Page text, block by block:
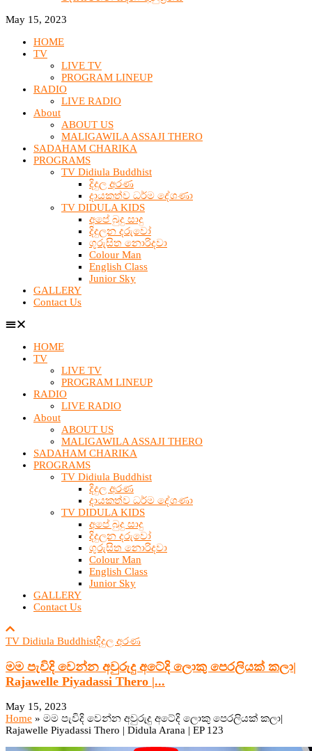
May 15, 2023
HOME
TV
LIVE TV
PROGRAM LINEUP
RADIO
LIVE RADIO
About
ABOUT US
MALIGAWILA ASSAJI THERO
SADAHAM CHARIKA
PROGRAMS
TV Didiula Buddhist
දිදුල අරණ
දායකත්ව ධර්ම දේශණා
TV DIDULA KIDS
අපේ බුදු සාදු
දිදුලන දරුවෝ
ගුරුසිත නොරිදවා
Colour Man
English Class
Junior Sky
GALLERY
Contact Us
HOME
TV
LIVE TV
PROGRAM LINEUP
RADIO
LIVE RADIO
About
ABOUT US
MALIGAWILA ASSAJI THERO
SADAHAM CHARIKA
PROGRAMS
TV Didiula Buddhist
දිදුල අරණ
දායකත්ව ධර්ම දේශණා
TV DIDULA KIDS
අපේ බුදු සාදු
දිදුලන දරුවෝ
ගුරුසිත නොරිදවා
Colour Man
English Class
Junior Sky
GALLERY
Contact Us
TV Didiula Buddhistදිදුල අරණ
මම පැවිදි වෙන්න අවුරුදු අටේදි ලොකු පෙරලියක් කලා|
Rajawelle Piyadassi Thero |...
May 15, 2023
Home » මම පැවිදි වෙන්න අවුරුදු අටේදි ලොකු පෙරලියක් කලා|
Rajawelle Piyadassi Thero | Didula Arana | EP 123